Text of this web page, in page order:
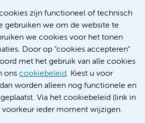
zijn functioneel of technisch
gebruiken we om de website te
we cookies voor het tonen
Door op "cookies accepteren"
met het gebruik van alle cookies
ons cookiebeleid. Kiest u voor
worden alleen nog functionele en
Via het cookiebeleid (link in
ieder moment wijzigen.